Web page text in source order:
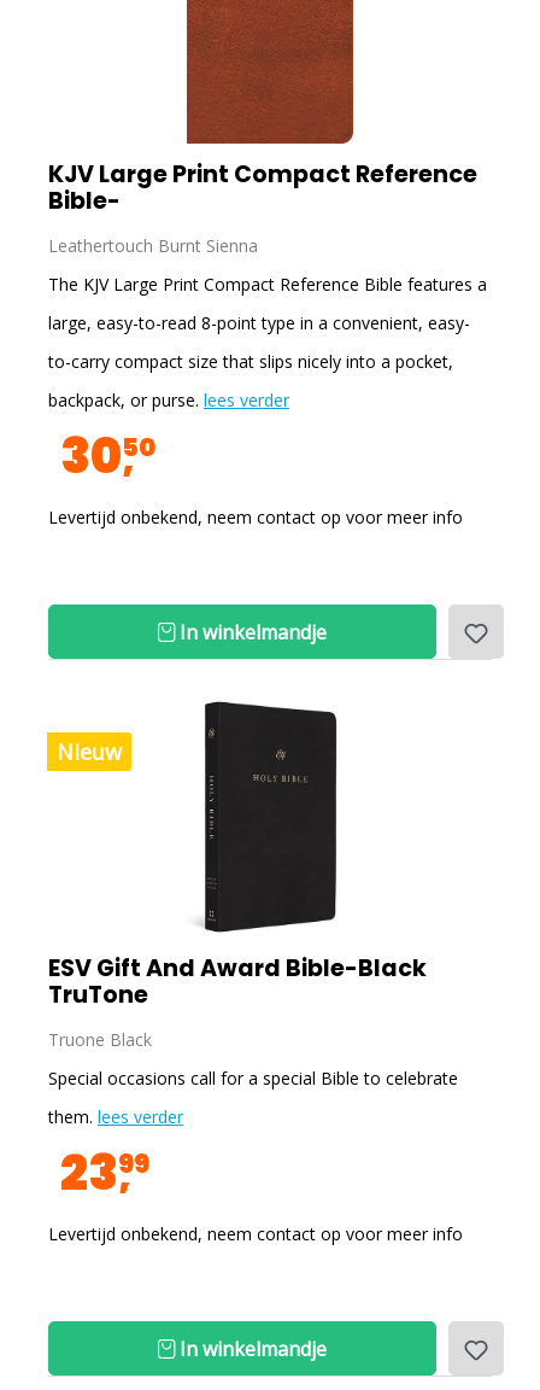
KJV Large Print Compact Reference
Bible-
Leathertouch Burnt Sienna
The KJV Large Print Compact Reference Bible features a
large, easy-to-read 8-point type in a convenient, easy-
to-carry compact size that slips nicely into a pocket,
backpack, or purse. lees verder
3050
Levertijd onbekend, neem contact op voor meer info
In winkelmandje
Nieuw
ESV Gift And Award Bible-Black
TruTone
Truone Black
Special occasions call for a special Bible to celebrate
them. lees verder
2399
Levertijd onbekend, neem contact op voor meer info
In winkelmandje